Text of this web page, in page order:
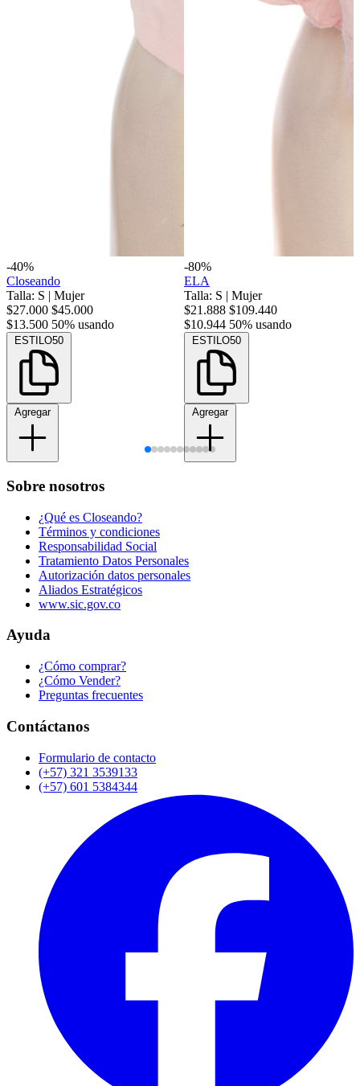
-40%
Closeando
Talla: S | Mujer
$27.000 $45.000
$13.500 50% usando
ESTILO50
Agregar
-80%
ELA
Talla: S | Mujer
$21.888 $109.440
$10.944 50% usando
ESTILO50
Agregar
Sobre nosotros
¿Qué es Closeando?
Términos y condiciones
Responsabilidad Social
Tratamiento Datos Personales
Autorización datos personales
Aliados Estratégicos
www.sic.gov.co
Ayuda
¿Cómo comprar?
¿Cómo Vender?
Preguntas frecuentes
Contáctanos
Formulario de contacto
(+57) 321 3539133
(+57) 601 5384344